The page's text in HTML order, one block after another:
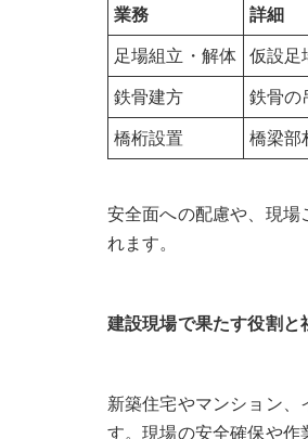
業務 詳細
足場組立・解体 仮設足
鉄骨建方 鉄骨の
橋桁設置 橋梁部
安全面への配慮や、現場
れます。
建設現場で果たす役割と
新築住宅やマンション、
す。現場の安全確保や